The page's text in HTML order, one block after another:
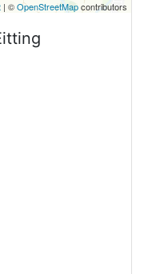
| ©OpenStreetMapcontributors